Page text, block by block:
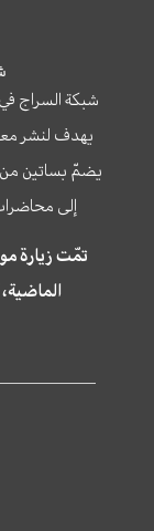
شبكة السراج في
يهدف لنشر
يضمّ بساتين من
إلى